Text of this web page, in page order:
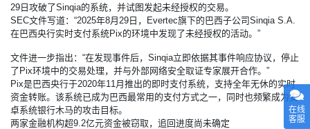
29日攻破了Sinqia的系统，并试图发起未经授权的交易。
SEC文件写道：“2025年8月29日，Evertec旗下的巴西子公司Sinqia S.A.
在巴西央行实时支付系统Pix的环境中发现了未经授权的活动。”
文件进一步指出：“在发现事件后，Sinqia立即依据其事件响应协议，停止
了Pix环境中的交易处理，并与外部网络安全取证专家展开合作。”
Pix是巴西央行于2020年11月推出的即时支付系统，支持全年无休的实时
资金转账。该系统已成为巴西最常用的支付方式之一，同时也频繁成为安
卓系统银行木马的攻击目标。
两家金融机构超9.2亿元资金被窃取，追回进度尚未确定
在线
客服